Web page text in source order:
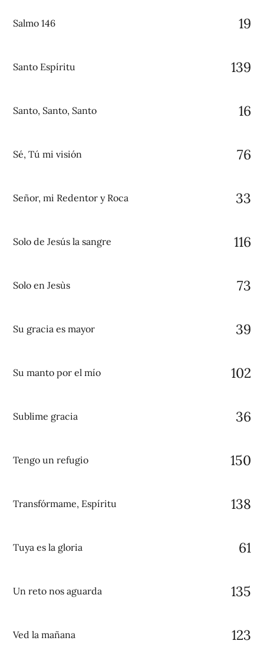
Salmo 146 19
Santo Espíritu 139
Santo, Santo, Santo 16
Sé, Tú mi visión 76
Señor, mi Redentor y Roca 33
Solo de Jesús la sangre 116
Solo en Jesùs 73
Su gracia es mayor 39
Su manto por el mío 102
Sublime gracia 36
Tengo un refugio 150
Transfórmame, Espíritu 138
Tuya es la gloria 61
Un reto nos aguarda 135
Ved la mañana 123